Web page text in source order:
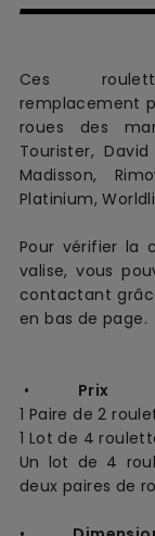
Ces
remplacement
roues
des
Tourister,
Madisson,
Platinium,
Pour vérifier la
valise, vous
contactant
en bas de page.
• Prix
1 Paire de 2
1 Lot de 4
Un lot de 4
deux paires de